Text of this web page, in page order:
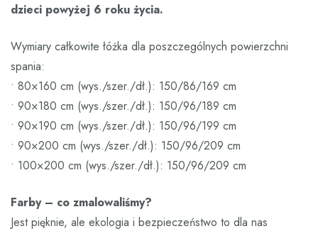
dzieci powyżej 6 roku życia.
Wymiary całkowite łóżka dla poszczególnych powierzchni
spania:
• 80×160 cm (wys./szer./dł.): 150/86/169 cm
• 90×180 cm (wys./szer./dł.): 150/96/189 cm
• 90×190 cm (wys./szer./dł.): 150/96/199 cm
• 90×200 cm (wys./szer./dł.): 150/96/209 cm
• 100×200 cm (wys./szer./dł.): 150/96/209 cm
Farby – co zmalowaliśmy?
Jest pięknie, ale ekologia i bezpieczeństwo to dla nas